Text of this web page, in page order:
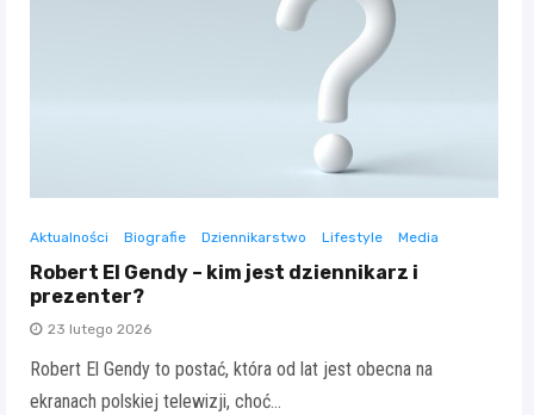
Aktualności Biografie Dziennikarstwo Lifestyle Media
Robert El Gendy – kim jest dziennikarz i
prezenter?
23 lutego 2026
Robert El Gendy to postać, która od lat jest obecna na
ekranach polskiej telewizji, choć…